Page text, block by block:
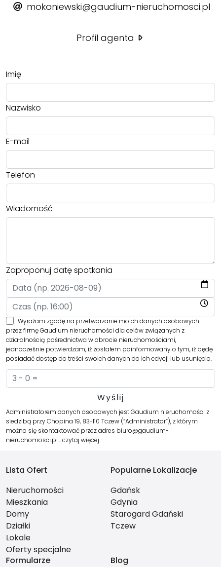
mokoniewski@gaudium-nieruchomosci.pl
Profil agenta
Imię
Nazwisko
E-mail
Telefon
Wiadomość
Zaproponuj datę spotkania
Wyrażam zgodę na przetwarzanie moich danych osobowych
przez firmę Gaudium nieruchomości dla celów związanych z
działalnością pośrednictwa w obrocie nieruchomościami,
jednocześnie potwierdzam, iż zostałem poinformowany o tym, iż będę
posiadać dostęp do treści swoich danych do ich edycji lub usunięcia.
Administratorem danych osobowych jest Gaudium nieruchomości z
siedzibą przy Chopina 19, 83-110 Tczew (“Administrator”), z którym
można się skontaktować przez adres biuro@gaudium-
nieruchomosci.pl…czytaj więcej
Lista Ofert
Nieruchomości
Mieszkania
Domy
Działki
Lokale
Oferty specjalne
Popularne Lokalizacje
Gdańsk
Gdynia
Starogard Gdański
Tczew
Formularze
Blog